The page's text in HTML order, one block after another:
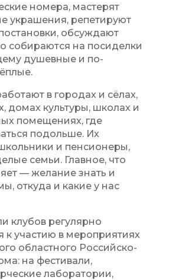
номера, мастерят
украшения, репетируют
обсуждают
собираются на посиделки
душевные и по-
в городах и сёлах,
домах культуры, школах и
помещениях, где
подольше. Их
и пенсионеры,
семьи. Главное, что
— желание знать и
откуда и какие у нас
клубов регулярно
к участию в мероприятиях
областного Российско-
на фестивали,
лаборатории,